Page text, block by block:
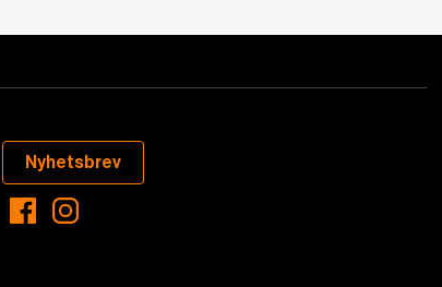
Nyhetsbrev